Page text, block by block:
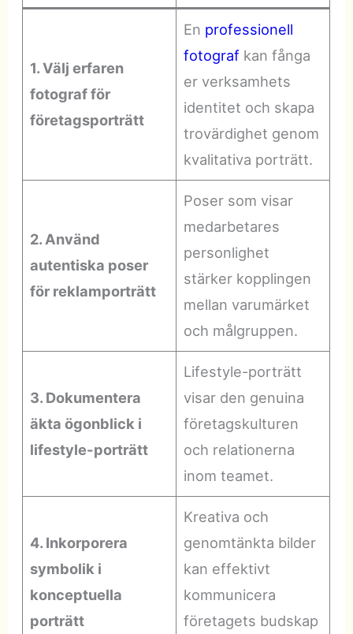
1. Välj erfaren
fotograf för
företagsporträtt
En professionell
fotograf kan fånga
er verksamhets
identitet och skapa
trovärdighet genom
kvalitativa porträtt.
2. Använd
autentiska poser
för reklamporträtt
Poser som visar
medarbetares
personlighet
stärker kopplingen
mellan varumärket
och målgruppen.
3. Dokumentera
äkta ögonblick i
lifestyle-porträtt
Lifestyle-porträtt
visar den genuina
företagskulturen
och relationerna
inom teamet.
4. Inkorporera
symbolik i
konceptuella
porträtt
Kreativa och
genomtänkta bilder
kan effektivt
kommunicera
företagets budskap